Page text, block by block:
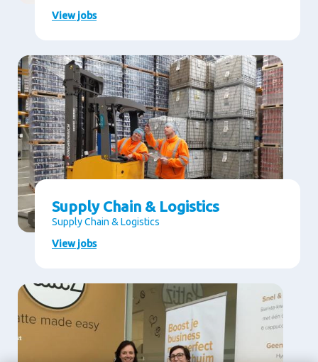
View jobs
Supply Chain & Logistics
Supply Chain & Logistics
View jobs